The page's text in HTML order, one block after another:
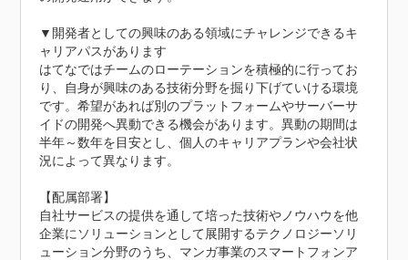
▼開発者としての興味のある領域にチャレンジできるキ
ャリアパスがあります
はてなではチームのローテーションを積極的に行ってお
り、自身が興味のある技術分野を掘り下げていける環境
です。希望があれば別のプラットフォームやサーバーサ
イドの開発へ異動できる機会があります。異動の期間は
半年～数年を目安とし、個人のキャリアプランや会社状
況によって異なります。
【配属部署】
自社サービスの提供を通して培った技術やノウハウを他
企業にソリューションとして展開するテクノロジーソリ
ューション分野のうち、マンガ事業のスマートフォンア